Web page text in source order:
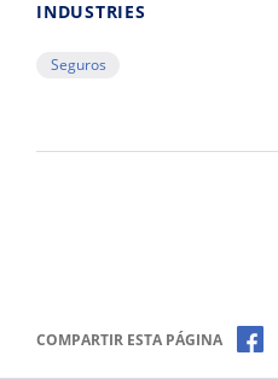
INDUSTRIES
Seguros
COMPARTIR ESTA PÁGINA